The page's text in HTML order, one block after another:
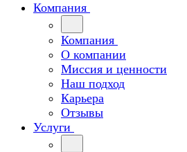
Компания
Компания
О компании
Миссия и ценности
Наш подход
Карьера
Отзывы
Услуги